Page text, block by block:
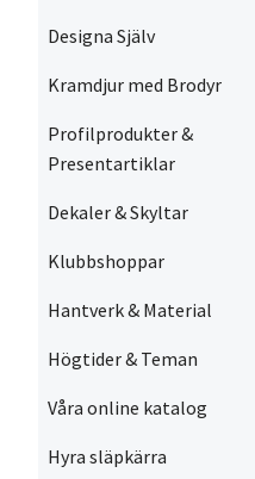
Designa Själv
Kramdjur med Brodyr
Profilprodukter &
Presentartiklar
Dekaler & Skyltar
Klubbshoppar
Hantverk & Material
Högtider & Teman
Våra online katalog
Hyra släpkärra